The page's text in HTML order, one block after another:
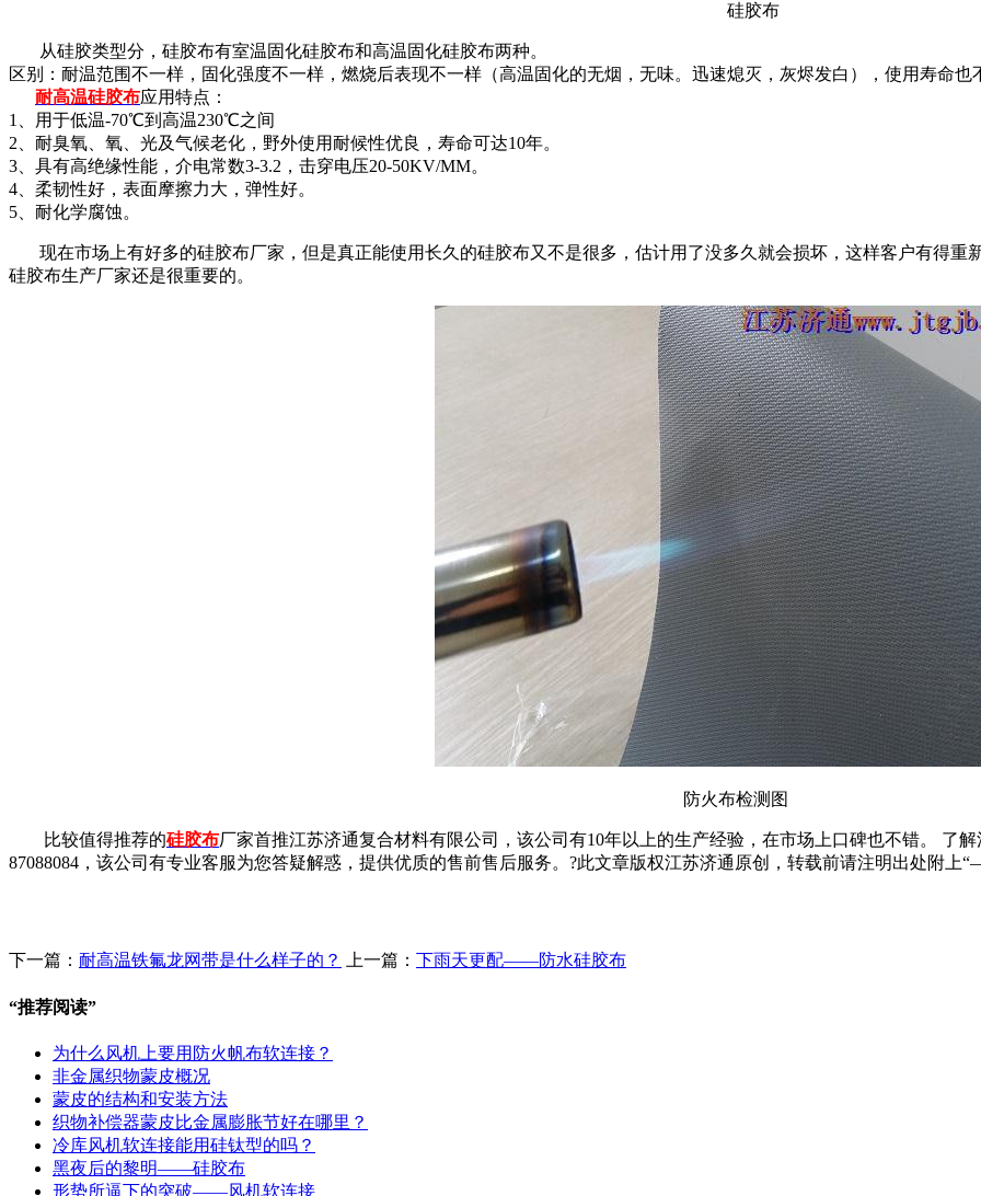
硅胶布
从硅胶类型分，硅胶布有室温固化硅胶布和高温固化硅胶布两种。
区别：耐温范围不一样，固化强度不一样，燃烧后表现不一样（高温固化的无烟，无味。迅速熄灭，灰烬发白），使用寿命也
耐高温硅胶布应用特点：
1、用于低温-70℃到高温230℃之间
2、耐臭氧、氧、光及气候老化，野外使用耐候性优良，寿命可达10年。
3、具有高绝缘性能，介电常数3-3.2，击穿电压20-50KV/MM。
4、柔韧性好，表面摩擦力大，弹性好。
5、耐化学腐蚀。
现在市场上有好多的硅胶布厂家，但是真正能使用长久的硅胶布又不是很多，估计用了没多久就会损坏，这样客户有得重
硅胶布生产厂家还是很重要的。
防火布检测图
比较值得推荐的硅胶布厂家首推江苏济通复合材料有限公司，该公司有10年以上的生产经验，在市场上口碑也不错。 了
87088084，该公司有专业客服为您答疑解惑，提供优质的售前售后服务。?此文章版权江苏济通原创，转载前请注明出处附
下一篇： 耐高温铁氟龙网带是什么样子的？ 上一篇： 下雨天更配——防水硅胶布
“推荐阅读”
为什么风机上要用防火帆布软连接？
非金属织物蒙皮概况
蒙皮的结构和安装方法
织物补偿器蒙皮比金属膨胀节好在哪里？
冷库风机软连接能用硅钛型的吗？
黑夜后的黎明——硅胶布
形势所逼下的突破——风机软连接